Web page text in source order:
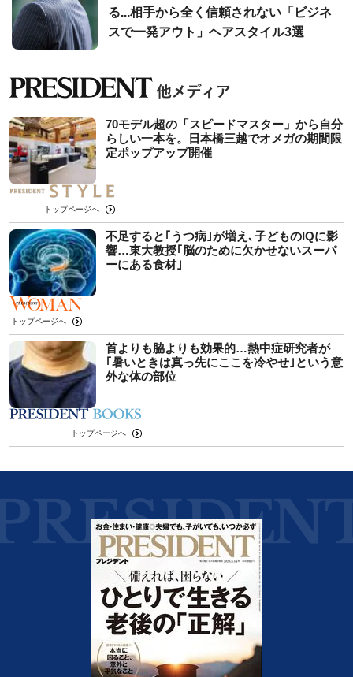
る...相手から全く信頼されない「ビジネ
スで一発アウト」ヘアスタイル3選
70モデル超の「スピードマスター」から自分
らしい一本を。日本橋三越でオメガの期間限
定ポップアップ開催
トップページへ
不足すると｢うつ病｣が増え､子どものIQに影
響…東大教授｢脳のために欠かせないスーパ
ーにある食材｣
トップページへ
首よりも脇よりも効果的…熱中症研究者が
｢暑いときは真っ先にここを冷やせ｣という意
外な体の部位
トップページへ